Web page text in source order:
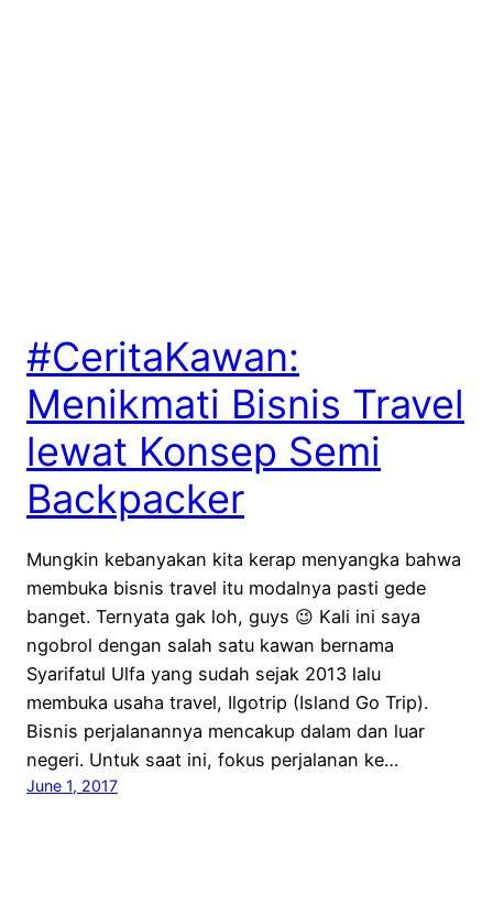
#CeritaKawan:
Menikmati Bisnis Travel
lewat Konsep Semi
Backpacker
Mungkin kebanyakan kita kerap menyangka bahwa
membuka bisnis travel itu modalnya pasti gede
banget. Ternyata gak loh, guys 😉 Kali ini saya
ngobrol dengan salah satu kawan bernama
Syarifatul Ulfa yang sudah sejak 2013 lalu
membuka usaha travel, Ilgotrip (Island Go Trip).
Bisnis perjalanannya mencakup dalam dan luar
negeri. Untuk saat ini, fokus perjalanan ke…
June 1, 2017